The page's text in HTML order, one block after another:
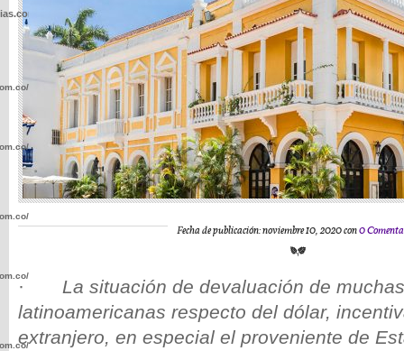
Fecha de publicación: noviembre 10, 2020 con0
· La situación de devaluación de
latinoamericanas respecto del dólar,
extranjero, en especial el proveniente de
wp-
wp-
wp-
wp-
wp-
wp-